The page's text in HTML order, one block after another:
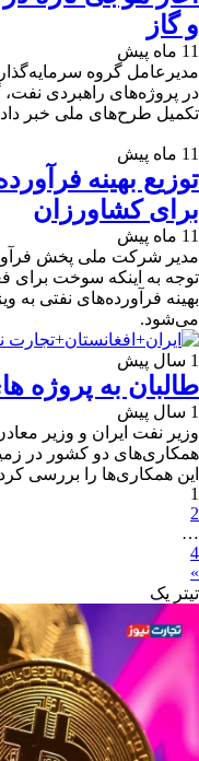
و گاز
11 ماه پیش
مدیرعامل گروه
در پروژه‌های راهبردی نفت،
تکمیل طرح‌های ملی خبر
11 ماه پیش
توزیع بهینه
برای کشاورزان
11 ماه پیش
مدیر شرکت ملی پخش
توجه به اینکه سوخت برای
بهینه فرآورده‌های نفتی به
می‌شود.
1 سال پیش
طالبان به پروژه
1 سال پیش
ﻭﺯﯾﺮ ﻧﻔﺖ ایران و ﻭﺯﯾﺮ
ﻫﻤﮑﺎﺭﯼ‌ﻫﺎﯼ ﺩﻭ ﮐﺸﻮﺭ ﺩﺭ
این همکاری‌ها را ﺑﺮﺭﺳﯽ
1
2
…
4
»
تیترِ یک